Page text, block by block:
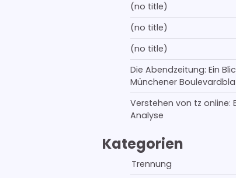
(no title)
(no title)
(no title)
Die Abendzeitung: Ein
Münchener
Verstehen von tz online:
Analyse
Kategorien
Trennung